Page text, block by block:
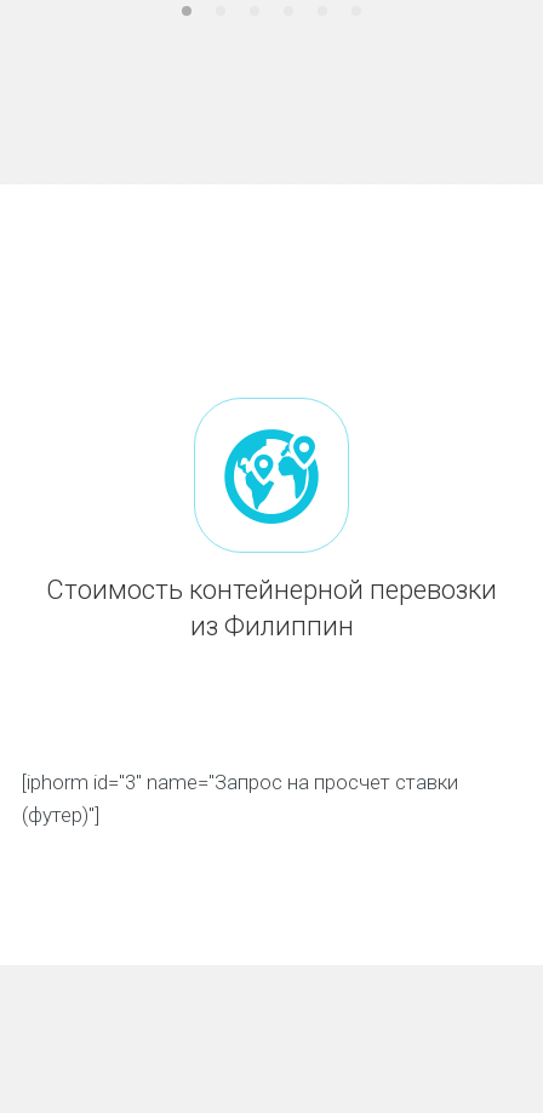
Стоимость контейнерной перевозки
из Филиппин
[iphorm id="3" name="Запрос на просчет ставки
(футер)"]